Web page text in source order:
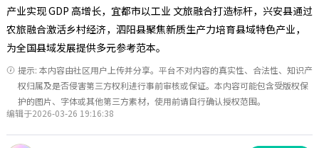
产业实现 GDP 高增长，宜都市以工业 文旅融合打造标杆，兴安县通过
农旅融合激活乡村经济，泗阳县聚焦新质生产力培育县域特色产业，
为全国县域发展提供多元参考范本。
提示: 本内容由社区用户上传并分享。平台不对内容的真实性、合法性、知识产
权归属及是否侵害第三方权利进行事前审核或保证。本内容可能包含受版权保
护的图片、字体或其他第三方素材，使用前请自行确认授权范围。
编辑于2026-03-26 19:16:38